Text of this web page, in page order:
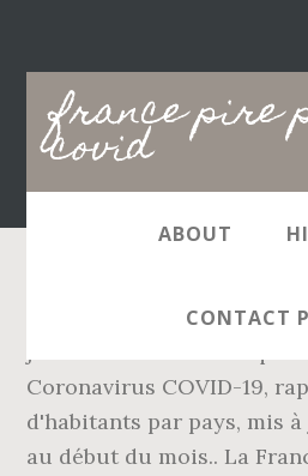
france pire
covid
Main
navigation
ABOUT
CONTACT
La situation est
Coronavirus COVID-19,
d'habitants par pays, mis
au début du mois.. La